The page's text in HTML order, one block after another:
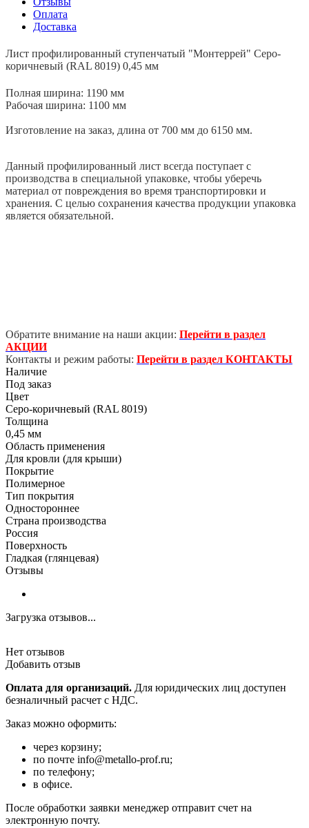
Оплата
Доставка
Лист профилированный ступенчатый "Монтеррей" Серо-
коричневый (RAL 8019) 0,45 мм
Полная ширина: 1190 мм
Рабочая ширина: 1100 мм
Изготовление на заказ, длина от 700 мм до 6150 мм.
Данный профилированный лист всегда поступает с
производства в специальной упаковке, чтобы уберечь
материал от повреждения во время транспортировки и
хранения. С целью сохранения качества продукции упаковка
является обязательной.
Обратите внимание на наши акции: Перейти в раздел
АКЦИИ
Контакты и режим работы: Перейти в раздел КОНТАКТЫ
Наличие
Под заказ
Цвет
Серо-коричневый (RAL 8019)
Толщина
0,45 мм
Область применения
Для кровли (для крыши)
Покрытие
Полимерное
Тип покрытия
Одностороннее
Страна производства
Россия
Поверхность
Гладкая (глянцевая)
Отзывы
Загрузка отзывов...
Нет отзывов
Добавить отзыв
Оплата для организаций. Для юридических лиц доступен
безналичный расчет с НДС.
Заказ можно оформить:
через корзину;
по почте info@metallo-prof.ru;
по телефону;
в офисе.
После обработки заявки менеджер отправит счет на
электронную почту.